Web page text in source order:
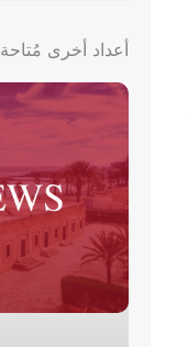
أعداد أخرى مُتاحة